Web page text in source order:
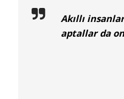
Akıllı
aptallar da